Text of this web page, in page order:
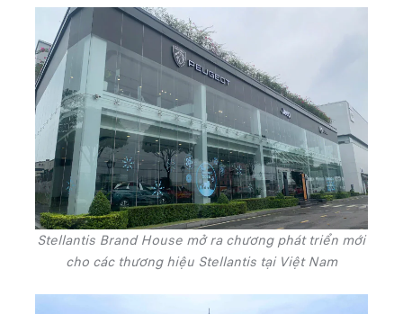
Stellantis Brand House mở ra chương phát triển mới
cho các thương hiệu Stellantis tại Việt Nam